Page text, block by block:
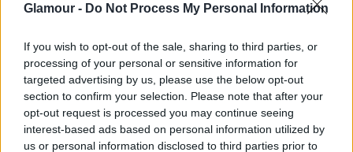
Glamour - Do Not Process My Personal Information
If you wish to opt-out of the sale, sharing to third parties, or
processing of your personal or sensitive information for
targeted advertising by us, please use the below opt-out
section to confirm your selection. Please note that after your
opt-out request is processed you may continue seeing
interest-based ads based on personal information utilized by
us or personal information disclosed to third parties prior to